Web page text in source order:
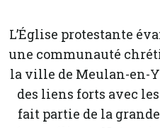
L’Église protestante
une communauté
la ville de Meulan-en-
des liens forts avec
fait partie de la